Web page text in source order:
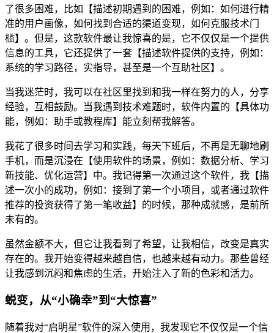
了很多困难，比如【描述初期遇到的困难，例如：如何进行精
准的用户画像，如何找到合适的渠道变现，如何克服技术门
槛】。但是，这款软件最让我惊喜的是，它不仅仅是一个提供
信息的工具，它还提供了一套【描述软件提供的支持，例如：
系统的学习路径，实指导，甚至是一个互助社区】。
当我迷茫时，我可以在社区里找到和我一样在努力的人，分享
经验，互相鼓励。当我遇到技术难题时，软件内置的【具体功
能，例如：助手或教程库】能立刻帮我解答。
我花了很多时间去学习和实践，每天下班后，不再是无聊地刷
手机，而是沉浸在【使用软件的场景，例如：数据分析、学习
新技能、优化运营】中。我记得第一次通过这个软件，我【描
述一次小的成功，例如：接到了第一个小项目，或者通过软件
推荐的投资获得了第一笔收益】的时候，那种成就感，是前所
未有的。
虽然金额不大，但它让我看到了希望，让我相信，改变是真实
存在的。我开始变得越来越自信，也越来越有动力。那些曾经
让我感到沉闷和焦虑的生活，开始注入了新的色彩和活力。
蜕变，从“小确幸”到“大惊喜”
随着我对“启明星”软件的深入使用，我发现它不仅仅是一个信